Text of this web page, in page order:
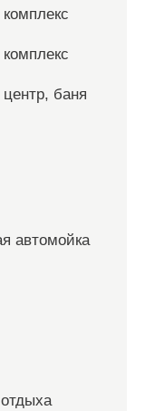
баня
автомойка